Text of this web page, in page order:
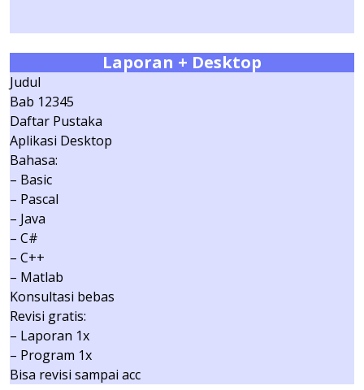
Laporan + Desktop
Judul
Bab 12345
Daftar Pustaka
Aplikasi Desktop
Bahasa:
– Basic
– Pascal
– Java
– C#
– C++
– Matlab
Konsultasi bebas
Revisi gratis:
– Laporan 1x
– Program 1x
Bisa revisi sampai acc